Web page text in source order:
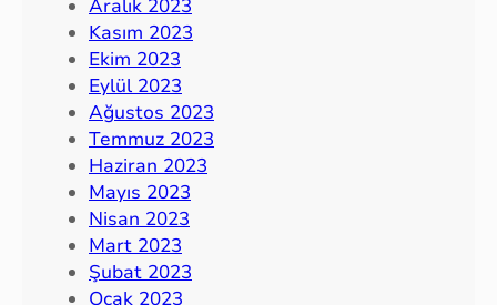
Aralık 2023
Kasım 2023
Ekim 2023
Eylül 2023
Ağustos 2023
Temmuz 2023
Haziran 2023
Mayıs 2023
Nisan 2023
Mart 2023
Şubat 2023
Ocak 2023